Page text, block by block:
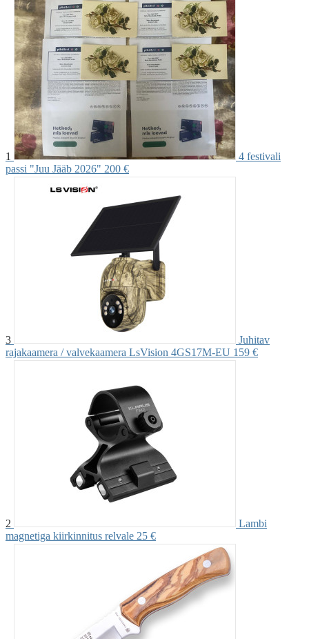
1
4 festivali
passi "Juu Jääb 2026" 200 €
3
Juhitav
rajakaamera / valvekaamera LsVision 4GS17M-EU 159 €
2
Lambi
magnetiga kiirkinnitus relvale 25 €